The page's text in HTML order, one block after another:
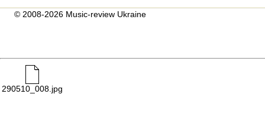
© 2008-2026 Music-review Ukraine
290510_008.jpg